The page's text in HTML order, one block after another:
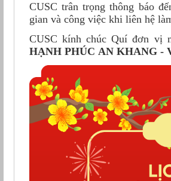
CUSC trân trọng thông báo
gian và công việc khi liên hệ
​CUSC kính chúc Quí đơn vị
HẠNH PHÚC AN KHANG​ -